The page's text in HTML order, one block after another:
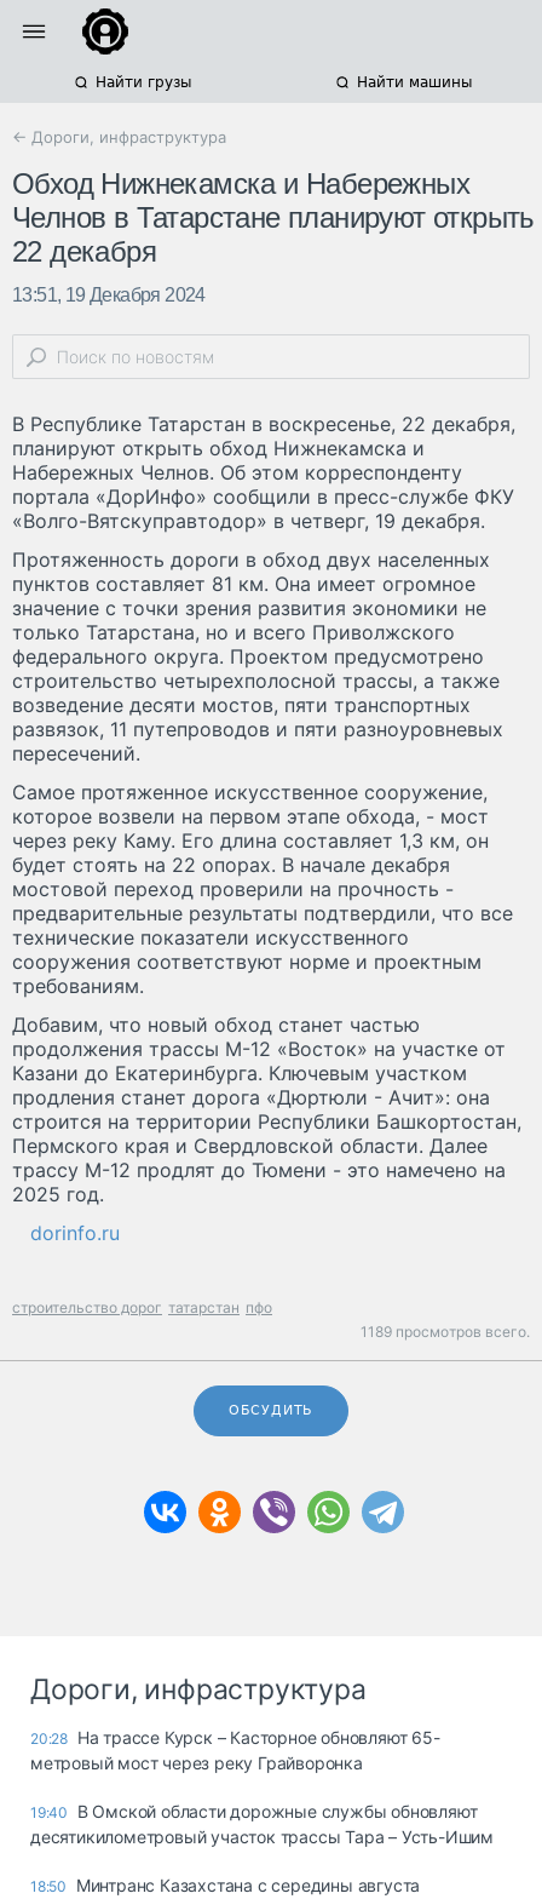
Найти грузы Найти машины
← Дороги, инфраструктура
Обход Нижнекамска и Набережных
Челнов в Татарстане планируют открыть
22 декабря
13:51, 19 Декабря 2024
В Республике Татарстан в воскресенье, 22 декабря,
планируют открыть обход Нижнекамска и
Набережных Челнов. Об этом корреспонденту
портала «ДорИнфо» сообщили в пресс-службе ФКУ
«Волго-Вятскуправтодор» в четверг, 19 декабря.
Протяженность дороги в обход двух населенных
пунктов составляет 81 км. Она имеет огромное
значение с точки зрения развития экономики не
только Татарстана, но и всего Приволжского
федерального округа. Проектом предусмотрено
строительство четырехполосной трассы, а также
возведение десяти мостов, пяти транспортных
развязок, 11 путепроводов и пяти разноуровневых
пересечений.
Самое протяженное искусственное сооружение,
которое возвели на первом этапе обхода, - мост
через реку Каму. Его длина составляет 1,3 км, он
будет стоять на 22 опорах. В начале декабря
мостовой переход проверили на прочность -
предварительные результаты подтвердили, что все
технические показатели искусственного
сооружения соответствуют норме и проектным
требованиям.
Добавим, что новый обход станет частью
продолжения трассы М-12 «Восток» на участке от
Казани до Екатеринбурга. Ключевым участком
продления станет дорога «Дюртюли - Ачит»: она
строится на территории Республики Башкортостан,
Пермского края и Свердловской области. Далее
трассу М-12 продлят до Тюмени - это намечено на
2025 год.
dorinfo.ru
строительство дорог татарстан пфо
1189 просмотров всего.
ОБСУДИТЬ
Дороги, инфраструктура
20:28 На трассе Курск – Касторное обновляют 65-
метровый мост через реку Грайворонка
19:40
В Омской области дорожные службы обновляют
десятикилометровый участок трассы Тара – Усть-Ишим
18:50
Минтранс Казахстана с середины августа